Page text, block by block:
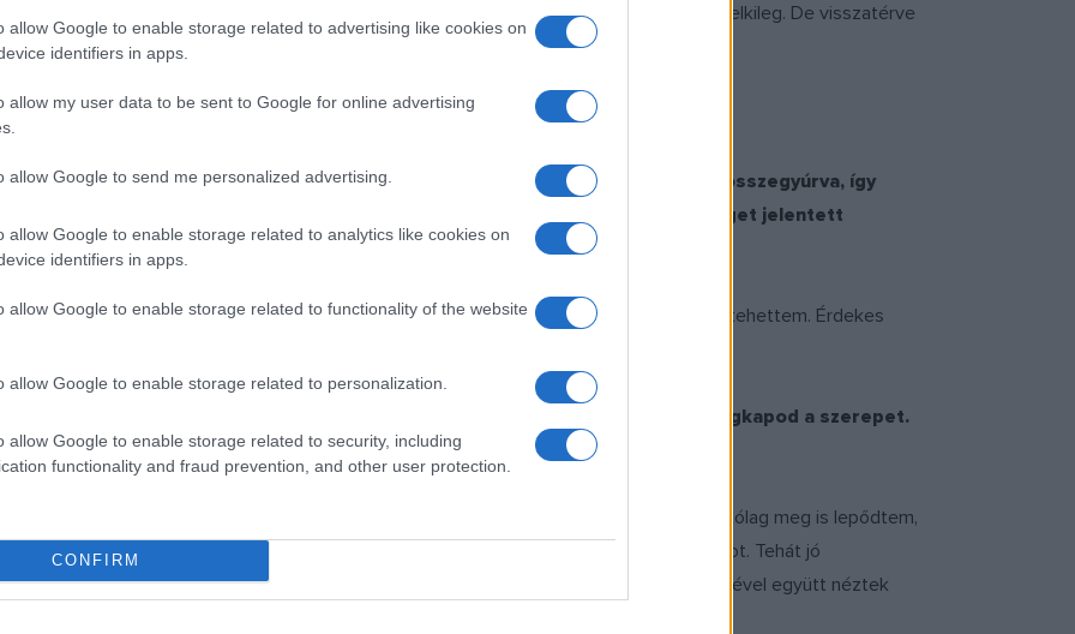
allow Google to enable storage related to advertising like cookies on
identifiers in apps.
allow my user data to be sent to Google for online advertising
allow Google to send me personalized advertising.
allow Google to enable storage related to analytics like cookies on
identifiers in apps.
allow Google to enable storage related to functionality of the website
allow Google to enable storage related to personalization.
allow Google to enable storage related to security, including
functionality and fraud prevention, and other user protection.
CONFIRM
között egy abortuszról is szól, és azt a szituációt elképzelni, megélni nagyon nehéz volt lelkileg. De visszatérve
abszolút ez volt számomra a legnagyobb csomag. Ebből még ma is tudok meríteni.
Ez a karakter több - ha jól tudom, összesen négy - valós személyből lett összegyúrva, így
Szalay Bence előtt Ambrus Attila. Ez inkább könnyebbséget vagy nehézséget jelentett
teher, hogy valakit másolnom kell. Szeretek fantáziálni a szerepekről és itt ezt meg is tehettem. Érdekes
meg kell fejteni, ugyanakkor jó érzés az is, ha nem kell igazodnod senkihez.
váratott: a casting után szinte azonnal személyesen közölte veled, hogy megkapod a szerepet.
jól éreztem magam. Ahogy beléptem, azonnal szimpatikus volt nekem Nimród. Utólag meg is lepődtem,
hogy ő évekig élt ott, ahol én felnőttem, úgyhogy azonnal találtunk egy közös pontot. Tehát jó
hogy meglehet, visszahívnak. Aztán visszahívtak, és a következő castingon már Bencével együtt néztek
egyszer csak közölte velem Nimród, hogy enyém a szerep.